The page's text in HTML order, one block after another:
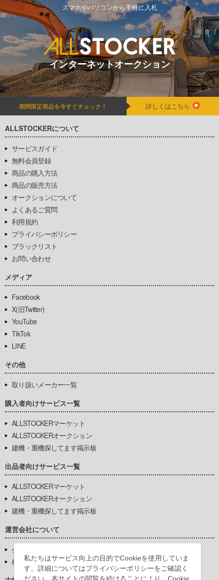
私たちはサービス向上の目的でCookieを使用していま
す。詳細についてはプライバシーポリシーをご確認く
ださい。本サイトの閲覧を続けることにより、Cookie
スマホやパソコンから手軽に入札
インターネットオークション
期間限定商品を今すぐチェック！ 詳しくはこちら
ALLSTOCKERについて
サービスガイド
無料会員登録
商品の購入方法
商品の販売方法
オークションについて
よくあるご質問
利用規約
プライバシーポリシー
ブラックリスト
お問い合わせ
メディア
Facebook
X(旧Twitter)
YouTube
TikTok
LINE
その他
取り扱いメーカー一覧
購入者向けサービス一覧
ALLSTOCKERマーケット
ALLSTOCKERオークション
建機・重機探してます掲示板
出品者向けサービス一覧
ALLSTOCKERマーケット
ALLSTOCKERオークション
建機・重機探してます掲示板
運営会社について
会社基本情報
株式会社豊環境開発